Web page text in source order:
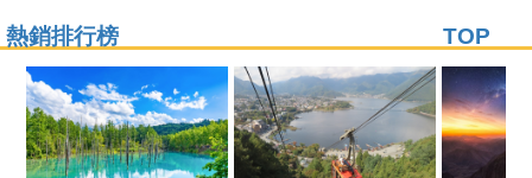
熱銷排行榜 TOP